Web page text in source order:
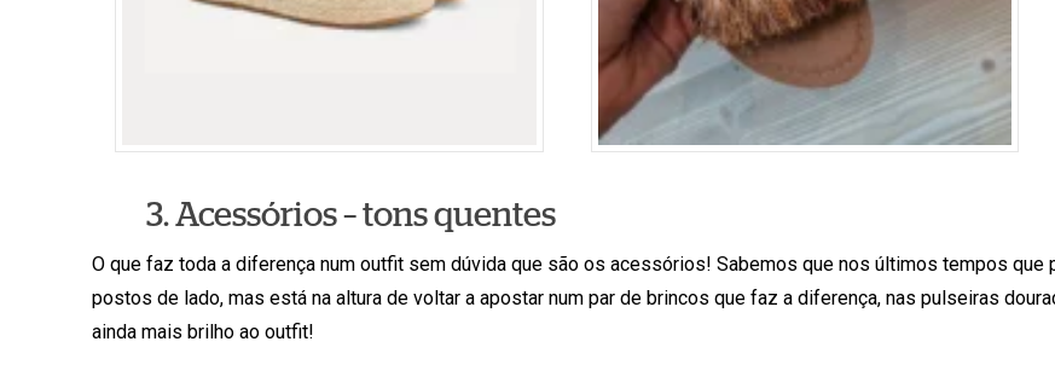
3. Acessórios – tons quentes
O que faz toda a diferença num outfit sem dúvida que são os acessórios! Sabemos que nos últimos tempos
postos de lado, mas está na altura de voltar a apostar num par de brincos que faz a diferença, nas pulseiras
ainda mais brilho ao outfit!